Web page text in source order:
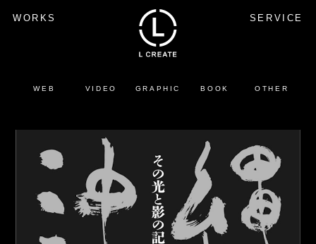
WORKS SERVICE
WEB VIDEO GRAPHIC BOOK OTHER